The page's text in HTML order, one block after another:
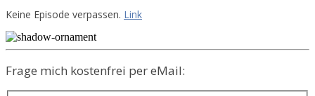
Keine Episode verpassen. Link
Frage mich kostenfrei per eMail: